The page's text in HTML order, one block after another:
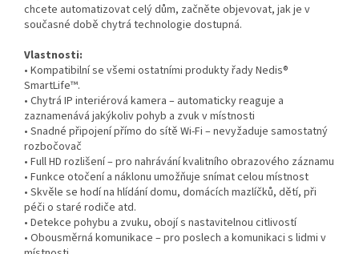
chcete automatizovat celý dům, začněte objevovat, jak je v
současné době chytrá technologie dostupná.
Vlastnosti:
• Kompatibilní se všemi ostatními produkty řady Nedis®
SmartLife™.
• Chytrá IP interiérová kamera – automaticky reaguje a
zaznamenává jakýkoliv pohyb a zvuk v místnosti
• Snadné připojení přímo do sítě Wi-Fi – nevyžaduje samostatný
rozbočovač
• Full HD rozlišení – pro nahrávání kvalitního obrazového záznamu
• Funkce otočení a náklonu umožňuje snímat celou místnost
• Skvěle se hodí na hlídání domu, domácích mazlíčků, dětí, při
péči o staré rodiče atd.
• Detekce pohybu a zvuku, obojí s nastavitelnou citlivostí
• Obousměrná komunikace – pro poslech a komunikaci s lidmi v